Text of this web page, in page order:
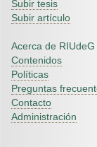
Subir tesis
Subir artículo
Acerca de RIUdeG
Contenidos
Políticas
Preguntas
Contacto
Administración